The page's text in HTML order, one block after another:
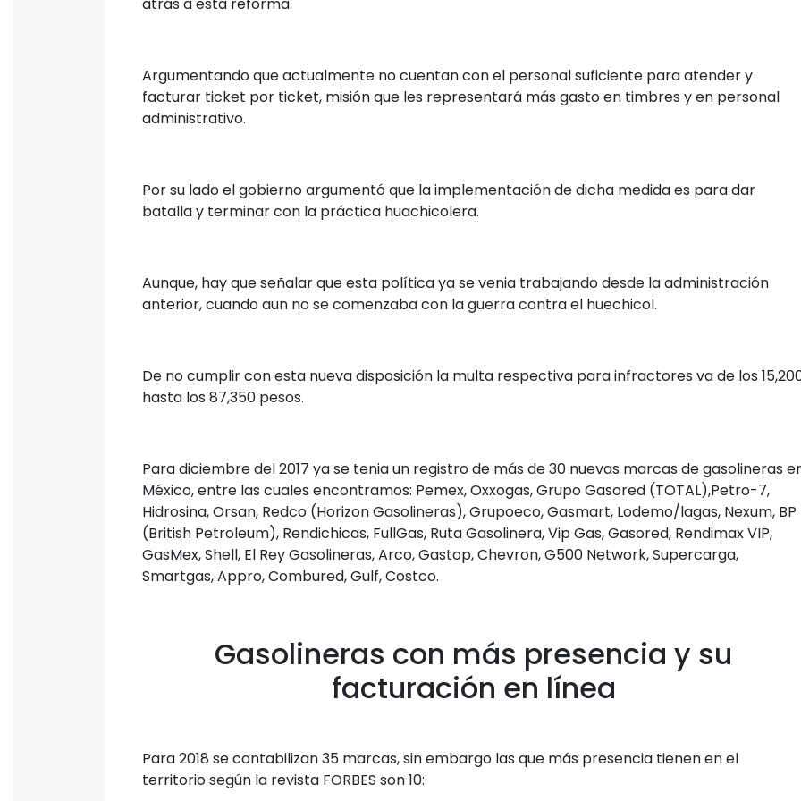
atrás a esta reforma.
Argumentando que actualmente no cuentan con el personal suficiente para atender y
facturar ticket por ticket, misión que les representará más gasto en timbres y en personal
administrativo.
Por su lado el gobierno argumentó que la implementación de dicha medida es para dar
batalla y terminar con la práctica huachicolera.
Aunque, hay que señalar que esta política ya se venia trabajando desde la administración
anterior, cuando aun no se comenzaba con la guerra contra el huechicol.
De no cumplir con esta nueva disposición la multa respectiva para infractores va de los
hasta los 87,350 pesos.
Para diciembre del 2017 ya se tenia un registro de más de 30 nuevas marcas de gasolineras
México, entre las cuales encontramos: Pemex, Oxxogas, Grupo Gasored (TOTAL),Petro-7,
Hidrosina, Orsan, Redco (Horizon Gasolineras), Grupoeco, Gasmart, Lodemo/lagas, Nexum, BP
(British Petroleum), Rendichicas, FullGas, Ruta Gasolinera, Vip Gas, Gasored, Rendimax VIP,
GasMex, Shell, El Rey Gasolineras, Arco, Gastop, Chevron, G500 Network, Supercarga,
Smartgas, Appro, Combured, Gulf, Costco.
Gasolineras con más presencia y su
facturación en línea
Para 2018 se contabilizan 35 marcas, sin embargo las que más presencia tienen en el
territorio según la revista FORBES son 10: